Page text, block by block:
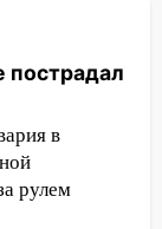
воду
над
пострадал
в
рулем